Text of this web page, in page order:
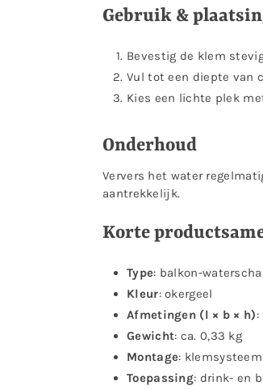
Gebruik &
Bevestig de klem
Vul tot een diepte van
Kies een lichte plek
Onderhoud
Ververs het water
aantrekkelijk.
Korte
Type: balkon-
Kleur: okergeel
Afmetingen (l × b × h):
Gewicht: ca. 0,33 kg
Montage:
Toepassing: drink- en